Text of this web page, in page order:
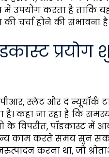
उपयोग करता है ताकि
चर्चा होने की संभावना है
प्रयोग
स्लेट और द न्यूयॉर्क
है। कहा जा रहा है कि
के विपरीत, पॉडकास्ट में
काम करते समय सुन
करना था, जो